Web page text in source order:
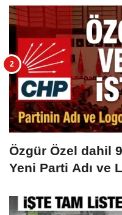
Özgür Özel dahil
Yeni Parti Adı ve